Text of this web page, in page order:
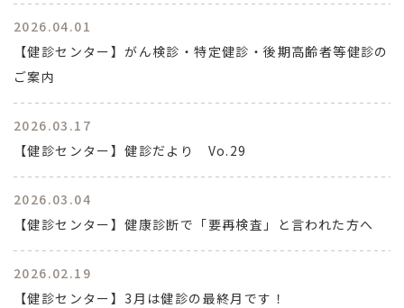
2026.04.01
【健診センター】がん検診・特定健診・後期高齢者等健診の
ご案内
2026.03.17
【健診センター】健診だより Vo.29
2026.03.04
【健診センター】健康診断で「要再検査」と言われた方へ
2026.02.19
【健診センター】3月は健診の最終月です！